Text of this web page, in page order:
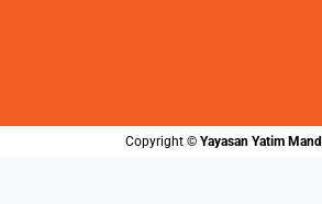
Copyright ©️ Yayasan Yatim